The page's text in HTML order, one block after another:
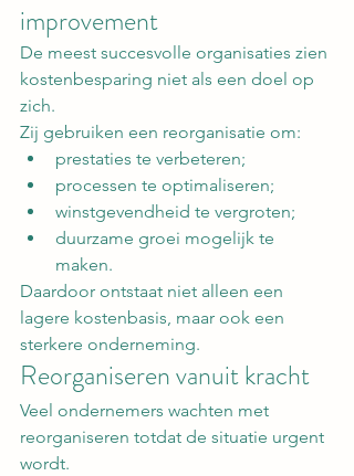
improvement
De meest succesvolle organisaties zien
kostenbesparing niet als een doel op
zich.
Zij gebruiken een reorganisatie om:
prestaties te verbeteren;
processen te optimaliseren;
winstgevendheid te vergroten;
duurzame groei mogelijk te
maken.
Daardoor ontstaat niet alleen een
lagere kostenbasis, maar ook een
sterkere onderneming.
Reorganiseren vanuit kracht
Veel ondernemers wachten met
reorganiseren totdat de situatie urgent
wordt.